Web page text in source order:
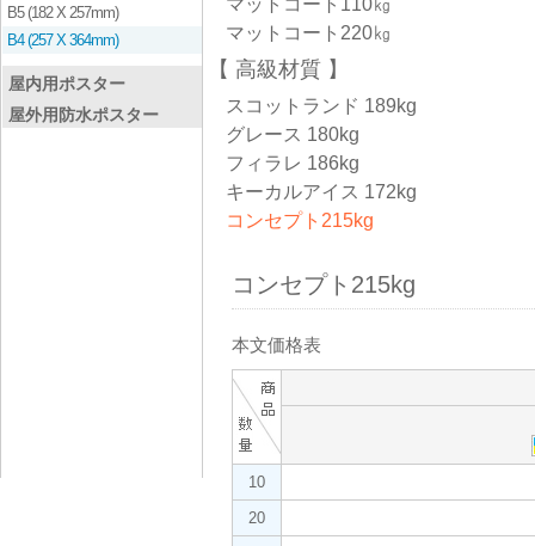
B5 (182 X 257mm)
B4 (257 X 364mm)
屋内用ポスター
屋外用防水ポスター
マットコート110㎏
マットコート220㎏
高級材質
スコットランド 189kg
グレース 180kg
フィラレ 186kg
キーカルアイス 172kg
コンセプト215kg
コンセプト215kg
本文価格表
10
20